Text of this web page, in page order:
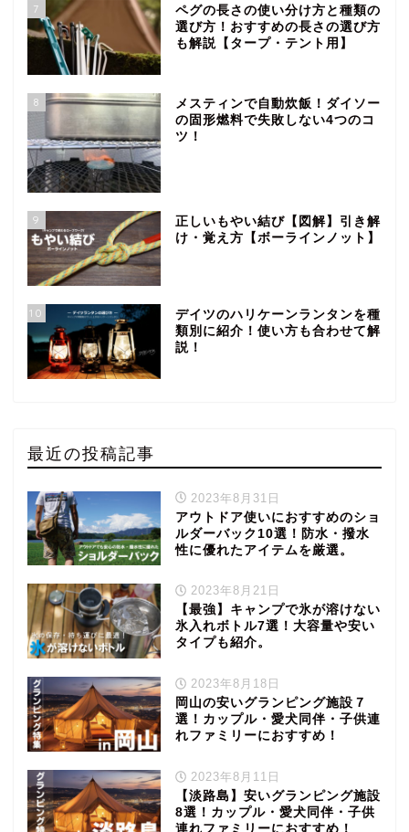
7
ペグの長さの使い分け方と種類の
選び方！おすすめの長さの選び方
も解説【タープ・テント用】
8
メスティンで自動炊飯！ダイソー
の固形燃料で失敗しない4つのコ
ツ！
9
正しいもやい結び【図解】引き解
け・覚え方【ボーラインノット】
10
デイツのハリケーンランタンを種
類別に紹介！使い方も合わせて解
説！
最近の投稿記事
2023年8月31日
アウトドア使いにおすすめのショ
ルダーバック10選！防水・撥水
性に優れたアイテムを厳選。
2023年8月21日
【最強】キャンプで氷が溶けない
氷入れボトル7選！大容量や安い
タイプも紹介。
2023年8月18日
岡山の安いグランピング施設７
選！カップル・愛犬同伴・子供連
れファミリーにおすすめ！
2023年8月11日
【淡路島】安いグランピング施設
8選！カップル・愛犬同伴・子供
連れファミリーにおすすめ！